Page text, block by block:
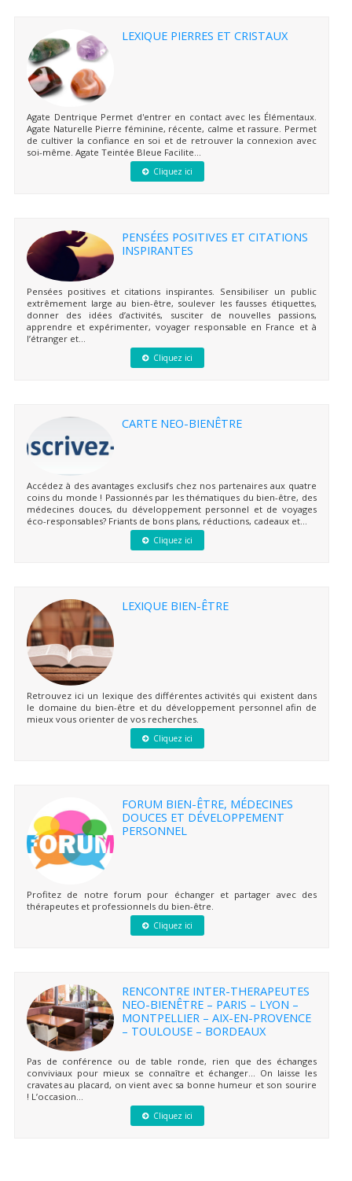
LEXIQUE PIERRES ET CRISTAUX
Agate Dentrique Permet d'entrer en contact avec les Élémentaux.
Agate Naturelle Pierre féminine, récente, calme et rassure. Permet
de cultiver la confiance en soi et de retrouver la connexion avec
soi-même. Agate Teintée Bleue Facilite...
Cliquez ici
PENSÉES POSITIVES ET CITATIONS
INSPIRANTES
Pensées positives et citations inspirantes. Sensibiliser un public
extrêmement large au bien-être, soulever les fausses étiquettes,
donner des idées d’activités, susciter de nouvelles passions,
apprendre et expérimenter, voyager responsable en France et à
l’étranger et...
Cliquez ici
CARTE NEO-BIENÊTRE
Accédez à des avantages exclusifs chez nos partenaires aux quatre
coins du monde ! Passionnés par les thématiques du bien-être, des
médecines douces, du développement personnel et de voyages
éco-responsables? Friants de bons plans, réductions, cadeaux et...
Cliquez ici
LEXIQUE BIEN-ÊTRE
Retrouvez ici un lexique des différentes activités qui existent dans
le domaine du bien-être et du développement personnel afin de
mieux vous orienter de vos recherches.
Cliquez ici
FORUM BIEN-ÊTRE, MÉDECINES
DOUCES ET DÉVELOPPEMENT
PERSONNEL
Profitez de notre forum pour échanger et partager avec des
thérapeutes et professionnels du bien-être.
Cliquez ici
RENCONTRE INTER-THERAPEUTES
NEO-BIENÊTRE – PARIS – LYON –
MONTPELLIER – AIX-EN-PROVENCE
– TOULOUSE – BORDEAUX
Pas de conférence ou de table ronde, rien que des échanges
conviviaux pour mieux se connaître et échanger… On laisse les
cravates au placard, on vient avec sa bonne humeur et son sourire
! L’occasion...
Cliquez ici